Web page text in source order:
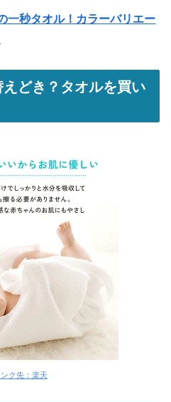
一秒タオル！カラーバリエー
どき？タオルを買い
ク先：楽天